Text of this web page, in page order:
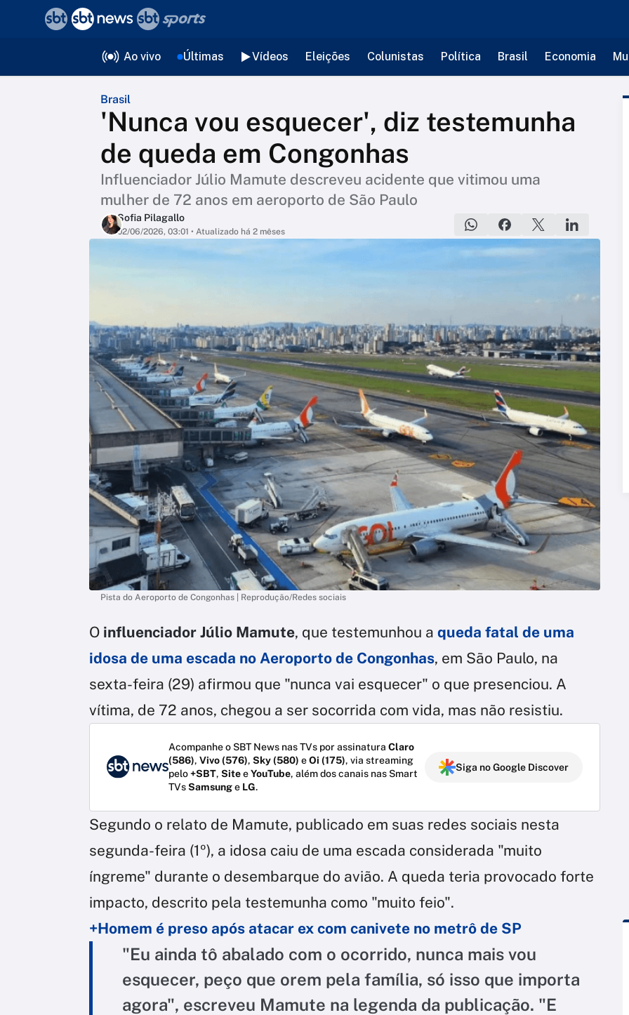
Ao vivo Últimas Vídeos Eleições Colunistas Política Brasil Economia
Brasil
'Nunca vou esquecer', diz testemunha
de queda em Congonhas
Influenciador Júlio Mamute descreveu acidente que vitimou uma
mulher de 72 anos em aeroporto de São Paulo
Sofia Pilagallo
02/06/2026, 03:01 • Atualizado há 2 mêses
Pista do Aeroporto de Congonhas | Reprodução/Redes sociais
O influenciador Júlio Mamute, que testemunhou a queda fatal de uma
idosa de uma escada no Aeroporto de Congonhas, em São Paulo, na
sexta-feira (29) afirmou que "nunca vai esquecer" o que presenciou. A
vítima, de 72 anos, chegou a ser socorrida com vida, mas não resistiu.
Acompanhe o SBT News nas TVs por assinatura Claro
(586), Vivo (576), Sky (580) eOi (175), via streaming
pelo+SBT, SiteeYouTube, além dos canais nas Smart
TVsSamsunge LG.
Siga no Google Discover
Segundo o relato de Mamute, publicado em suas redes sociais nesta
segunda-feira (1º), a idosa caiu de uma escada considerada "muito
íngreme" durante o desembarque do avião. A queda teria provocado forte
impacto, descrito pela testemunha como "muito feio".
+Homem é preso após atacar ex com canivete no metrô de SP
"Eu ainda tô abalado com o ocorrido, nunca mais vou
esquecer, peço que orem pela família, só isso que importa
agora", escreveu Mamute na legenda da publicação. "E
voltar
Editorias